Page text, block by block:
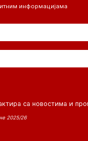
информацијама
са новостима и
2025/26